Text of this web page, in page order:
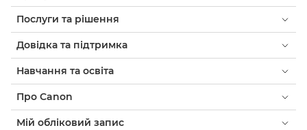
Послуги та рішення
Довідка та підтримка
Навчання та освіта
Про Canon
Мій обліковий запис